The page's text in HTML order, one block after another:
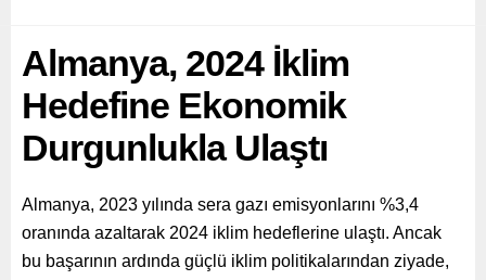
Almanya, 2024 İklim
Hedefine Ekonomik
Durgunlukla Ulaştı
Almanya, 2023 yılında sera gazı emisyonlarını %3,4
oranında azaltarak 2024 iklim hedeflerine ulaştı. Ancak
bu başarının ardında güçlü iklim politikalarından ziyade,